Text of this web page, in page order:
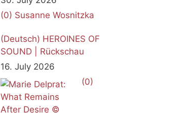
(0) Susanne Wosnitzka
(Deutsch) HEROINES OF
SOUND | Rückschau
16. July 2026
(0)